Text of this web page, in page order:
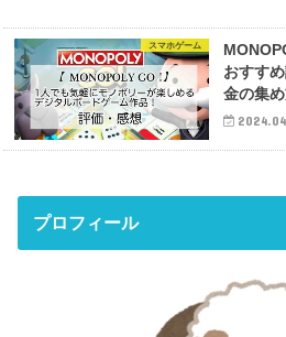
スマホゲーム
おすす
金の集
プロフィール